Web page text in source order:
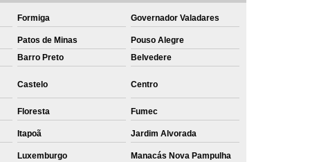
Bones
Private Label Camisetas
Private Label Confecção
Label de Malhas
Private Label Roupas
Sublimação Camiseta Algodão
Sublimação de Camisetas de Algodão
Sublimação em Camisetas
Sublimação em Camisetas Lisas
Formiga Governador Valadares
Patos de Minas
Pouso Alegre
Barro Preto Belvedere
Castelo Centro
Floresta Fumec
Itapoã Jardim Alvorada
Luxemburgo Manacás Nova Pampulha